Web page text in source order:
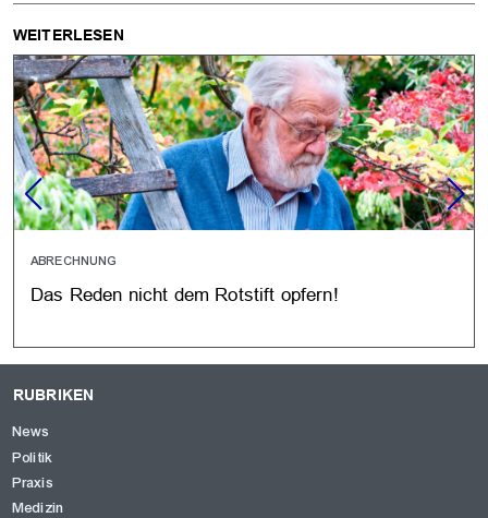
WEITERLESEN
ABRECHNUNG
Das Reden nicht dem Rotstift opfern!
RUBRIKEN
News
Politik
Praxis
Medizin